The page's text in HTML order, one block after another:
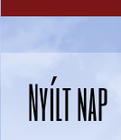
Nyílt nap